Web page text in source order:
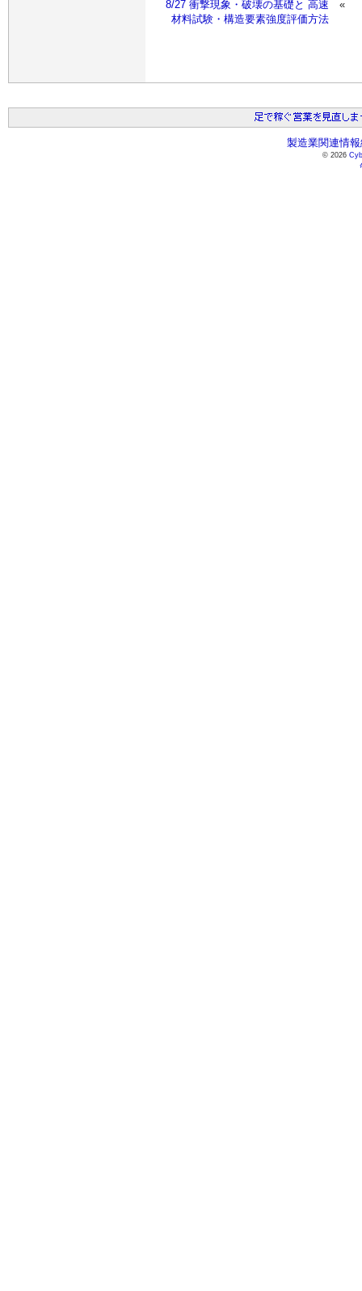
8/27 衝撃現象・破壊の基礎と 高速
材料試験・構造要素強度評価方法
製造業関連情
© 2026